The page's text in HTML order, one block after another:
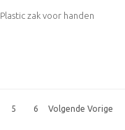
Plastic zak voor handen
5 6 Volgende Vorige